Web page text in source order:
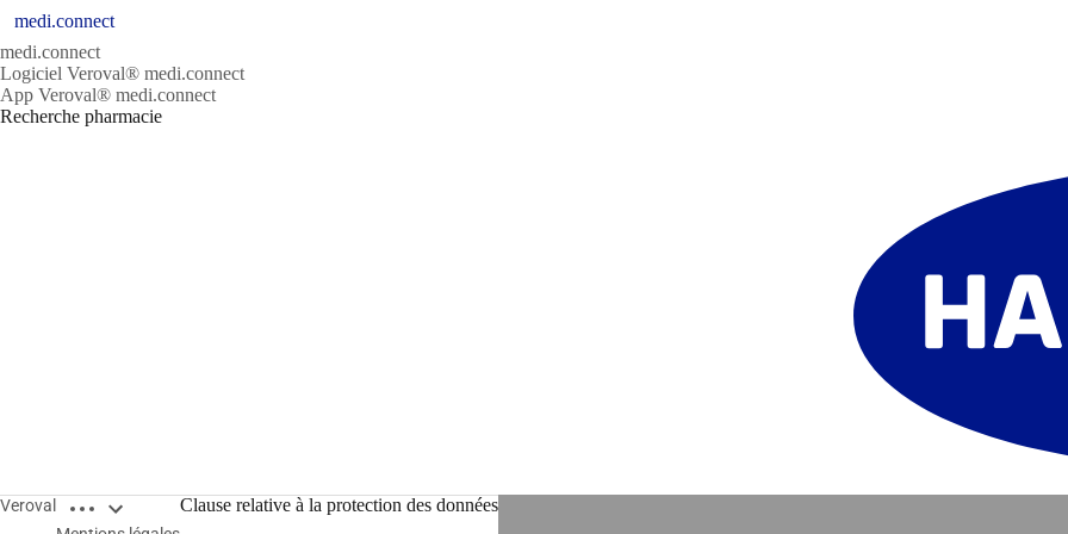
medi.connect
medi.connect
Logiciel Veroval® medi.connect
App Veroval® medi.connect
Recherche pharmacie
Veroval Open breadcrumbsClause relative à la protection des données